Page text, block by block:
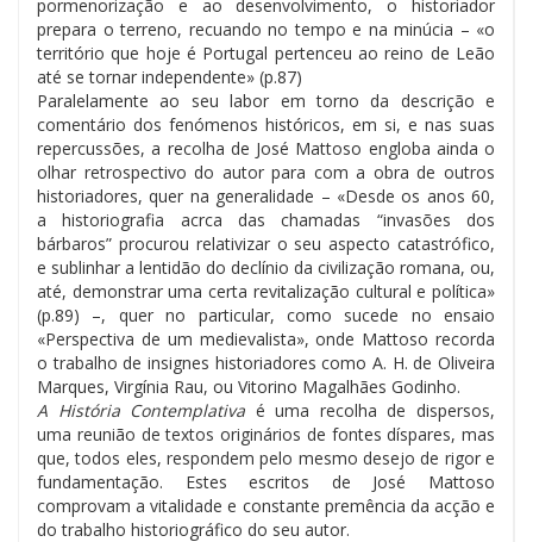
pormenorização e ao desenvolvimento, o historiador
prepara o terreno, recuando no tempo e na minúcia – «o
território que hoje é Portugal pertenceu ao reino de Leão
até se tornar independente» (p.87)
Paralelamente ao seu labor em torno da descrição e
comentário dos fenómenos históricos, em si, e nas suas
repercussões, a recolha de José Mattoso engloba ainda o
olhar retrospectivo do autor para com a obra de outros
historiadores, quer na generalidade – «Desde os anos 60,
a historiografia acrca das chamadas “invasões dos
bárbaros” procurou relativizar o seu aspecto catastrófico,
e sublinhar a lentidão do declínio da civilização romana, ou,
até, demonstrar uma certa revitalização cultural e política»
(p.89) –, quer no particular, como sucede no ensaio
«Perspectiva de um medievalista», onde Mattoso recorda
o trabalho de insignes historiadores como A. H. de Oliveira
Marques, Virgínia Rau, ou Vitorino Magalhães Godinho.
A História Contemplativa é uma recolha de dispersos,
uma reunião de textos originários de fontes díspares, mas
que, todos eles, respondem pelo mesmo desejo de rigor e
fundamentação. Estes escritos de José Mattoso
comprovam a vitalidade e constante premência da acção e
do trabalho historiográfico do seu autor.